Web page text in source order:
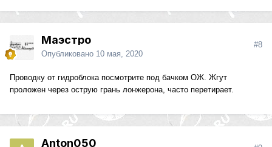
Маэстро
Опубликовано 10 мая, 2020
#8
Проводку от гидроблока посмотрите под бачком ОЖ. Жгут
проложен через острую грань лонжерона, часто перетирает.
Anton050